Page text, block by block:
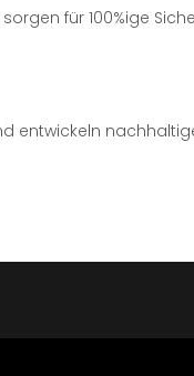
für 100%ige
entwickeln